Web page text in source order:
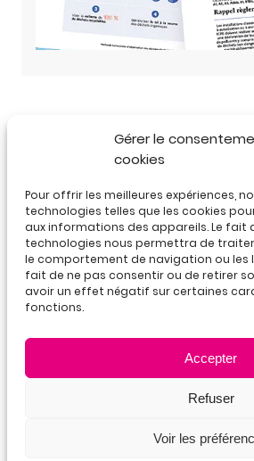
Gérer le
cookies
Pour offrir les meilleures expériences,
technologies telles que les cookies
aux informations des appareils. Le fait
technologies nous permettra de
le comportement de navigation ou les
fait de ne pas consentir ou de retirer
avoir un effet négatif sur certaines
fonctions.
Accepter
Refuser
Voir les
25D rue Chevreul• 69100
04 78 85 00 15 / nous écrire
LinkedIn YouTube